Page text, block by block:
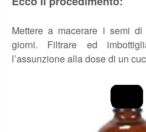
Mettere a macerare i semi
giorni. Filtrare ed
l’assunzione alla dose di un